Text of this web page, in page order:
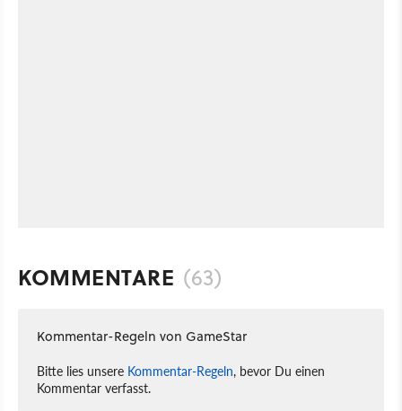
KOMMENTARE (63)
Kommentar-Regeln von GameStar
Bitte lies unsere Kommentar-Regeln, bevor Du einen
Kommentar verfasst.